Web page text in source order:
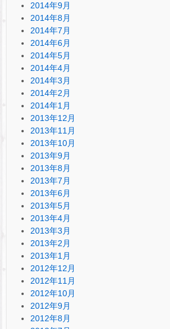
2014年9月
2014年8月
2014年7月
2014年6月
2014年5月
2014年4月
2014年3月
2014年2月
2014年1月
2013年12月
2013年11月
2013年10月
2013年9月
2013年8月
2013年7月
2013年6月
2013年5月
2013年4月
2013年3月
2013年2月
2013年1月
2012年12月
2012年11月
2012年10月
2012年9月
2012年8月